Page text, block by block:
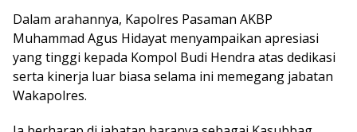
Dalam arahannya, Kapolres Pasaman AKBP
Muhammad Agus Hidayat menyampaikan apresiasi
yang tinggi kepada Kompol Budi Hendra atas dedikasi
serta kinerja luar biasa selama ini memegang jabatan
Wakapolres.